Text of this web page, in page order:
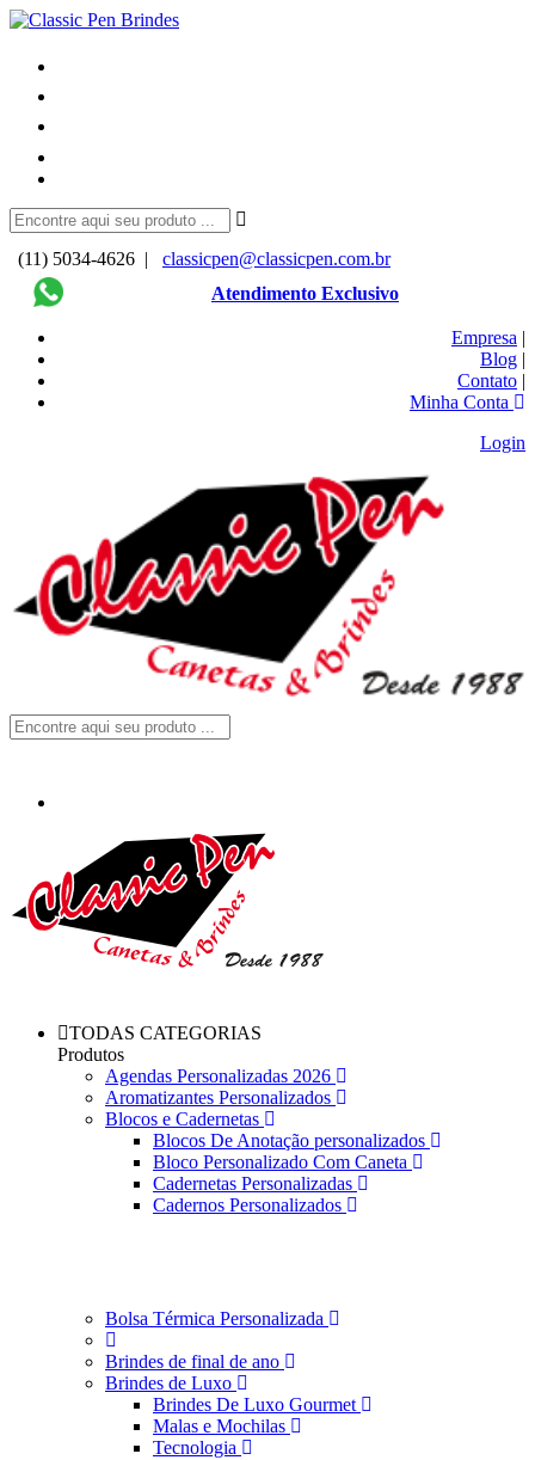
(11) 5034-4626 |
classicpen@classicpen.com.br
Atendimento Exclusivo
Empresa |
Blog |
Contato |
Minha Conta
Login
TODAS CATEGORIAS
Produtos
Agendas Personalizadas 2026
Aromatizantes Personalizados
Blocos e Cadernetas
Blocos De Anotação personalizados
Bloco Personalizado Com Caneta
Cadernetas Personalizadas
Cadernos Personalizados
Bolsa Térmica Personalizada
Brindes de final de ano
Brindes de Luxo
Brindes De Luxo Gourmet
Malas e Mochilas
Tecnologia